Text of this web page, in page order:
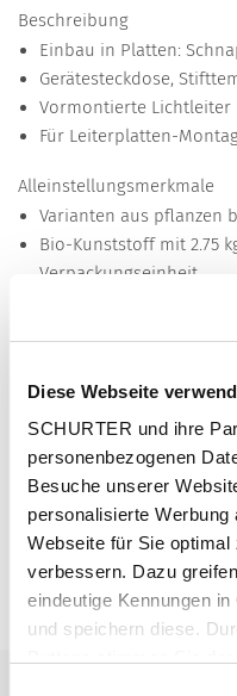
Diese Webseite
SCHURTER und ihre
personenbezogenen
Besuche unserer
personalisierte
Webseite für Sie
verbessern. Dazu
eindeutige Kennungen
und speichern diese.
Beschreibung
Einbau in Platten:
Gerätesteckdose,
Vormontierte Lichtleiter
Für Leiterplatten-
Alleinstellungsmerkmale
Varianten aus pflanzen
Bio-Kunststoff mit 2.75
Verpackungseinheit
Andere Längen der
Detailanfrage zu Typ
PDU Landing Page mit
Lichtleitern.
Details 6600-5